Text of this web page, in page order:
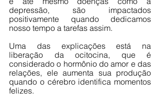
depressão, são impactados
positivamente quando dedicamos
nosso tempo a tarefas assim.
Uma das explicações está na
liberação da ocitocina, que é
considerado o hormônio do amor e das
relações, ele aumenta sua produção
quando o cérebro identifica momentos
felizes.